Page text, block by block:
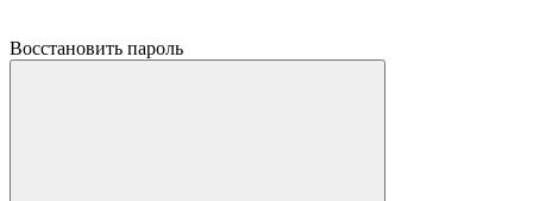
Восстановить пароль